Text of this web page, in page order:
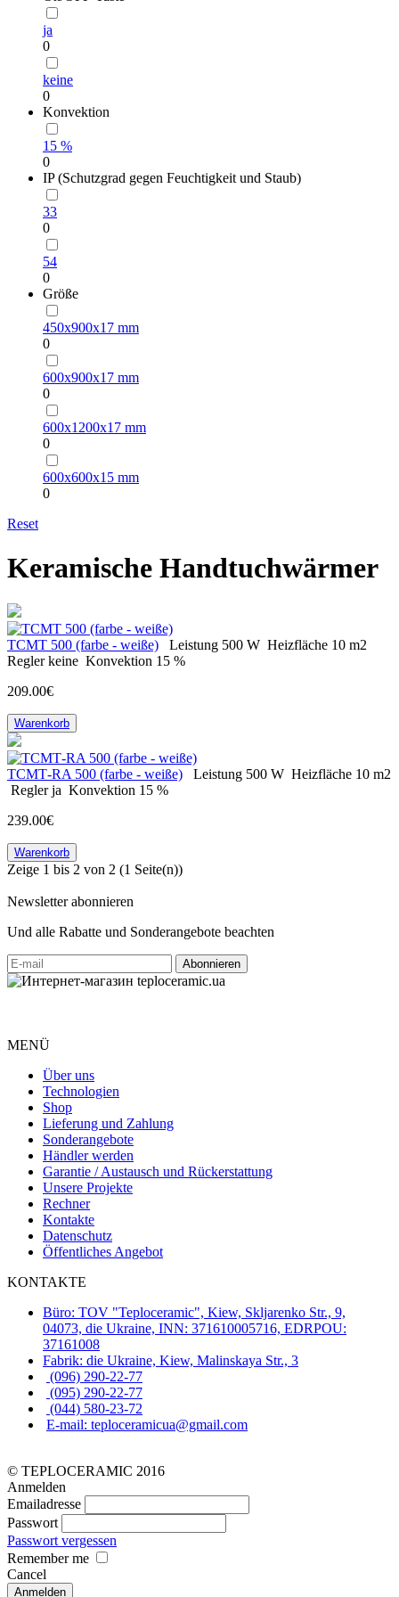
ja
0
keine
0
Konvektion
15 %
0
IP (Schutzgrad gegen Feuchtigkeit und Staub)
33
0
54
0
Größe
450х900х17 mm
0
600х900х17 mm
0
600х1200х17 mm
0
600х600х15 mm
0
Reset
Keramische Handtuchwärmer
ТСМТ 500 (farbe - weiße) Leistung 500 W Heizfläche 10 m2
Regler keine Konvektion 15 %
209.00€
Warenkorb
ТСМТ-RA 500 (farbe - weiße) Leistung 500 W Heizfläche 10 m2
Regler ja Konvektion 15 %
239.00€
Warenkorb
Zeige 1 bis 2 von 2 (1 Seite(n))
Newsletter abonnieren
Und alle Rabatte und Sonderangebote beachten
MENÜ
Über uns
Technologien
Shop
Lieferung und Zahlung
Sonderangebote
Händler werden
Garantie / Austausch und Rückerstattung
Unsere Projekte
Rechner
Kontakte
Datenschutz
Öffentliches Angebot
KONTAKTE
Büro: TOV "Teploceramic", Kiew, Skljarenko Str., 9,
04073, die Ukraine, INN: 371610005716, EDRPOU:
37161008
Fabrik: die Ukraine, Kiew, Malinskaya Str., 3
(096) 290-22-77
(095) 290-22-77
(044) 580-23-72
E-mail: teploceramicua@gmail.com
© TEPLOCERAMIC 2016
Anmelden
Emailadresse
Passwort
Passwort vergessen
Remember me
Cancel